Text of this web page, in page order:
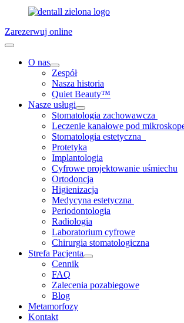
Zarezerwuj online
O nas
Zespół
Nasza historia
Quiet Beauty™
Nasze usługi
Stomatologia zachowawcza
Leczenie kanałowe pod
Stomatologia estetyczna
Protetyka
Implantologia
Cyfrowe projektowanie uśmiechu
Ortodoncja
Higienizacja
Medycyna estetyczna
Periodontologia
Radiologia
Laboratorium cyfrowe
Chirurgia stomatologiczna
Strefa Pacjenta
Cennik
FAQ
Zalecenia pozabiegowe
Blog
Metamorfozy
Kontakt